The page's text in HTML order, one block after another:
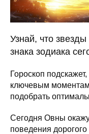
Узнай, что
знака зодиака
Гороскоп
ключевым
подобрать
Сегодня Овны
поведения